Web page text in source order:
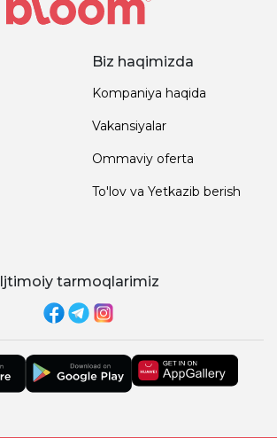
Biz haqimizda
Kompaniya haqida
Vakansiyalar
Ommaviy oferta
To'lov va Yetkazib berish
Ijtimoiy tarmoqlarimiz